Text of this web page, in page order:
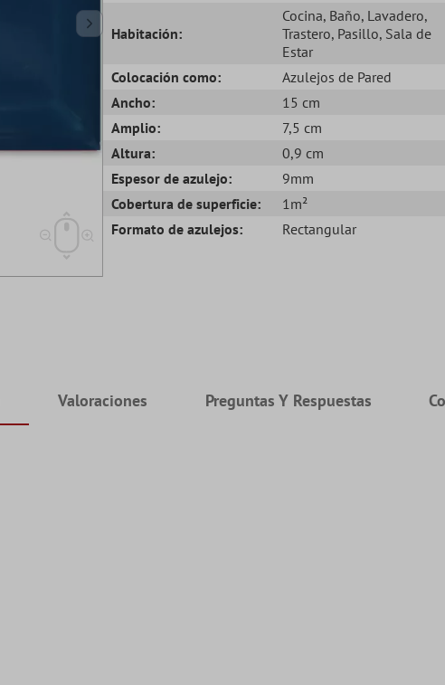
Habitación:
Cocina, Baño, Lavadero,
Trastero, Pasillo, Sala de
Estar
Colocación como:
Azulejos de Pared
Ancho:
15 cm
Amplio:
7,5 cm
Altura:
0,9 cm
Espesor de azulejo:
9mm
Cobertura de superficie:
1m²
Formato de azulejos:
Rectangular
Valoraciones Preguntas Y Respuestas